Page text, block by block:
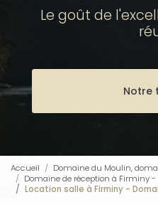
Le goût de
Notre
Accueil
Domaine du Moulin,
Domaine de réception à Firminy
Location salle à Firminy -